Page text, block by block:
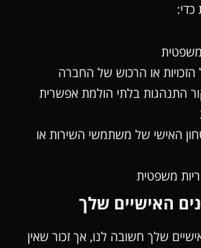
כדי:
הזכויות או הרכוש של החברה
התנהגות בלתי הולמת אפשרית
האישי של משתמשי השירות או
משפטית
האישיים שלך
שלך חשובה לנו, אך זכור שאין